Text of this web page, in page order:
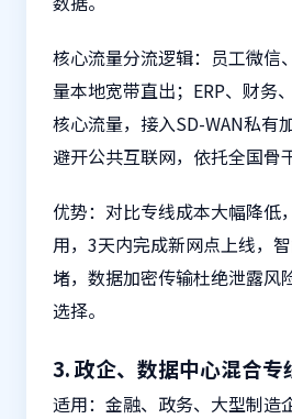
核心流量分流逻辑：员工微信
量本地宽带直出；ERP、财务
核心流量，接入SD-WAN私有
避开公共互联网，依托全国骨
优势：对比专线成本大幅降低
用，3天内完成新网点上线，
堵，数据加密传输杜绝泄露风
选择。
3. 政企、数据中心混合专
适用：金融、政务、大型制造